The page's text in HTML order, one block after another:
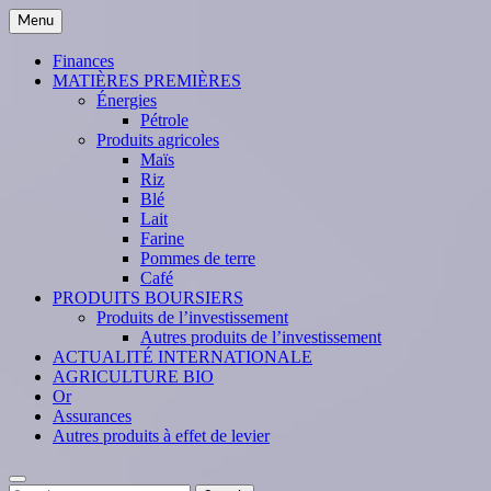
Skip
to
content
Menu
Finances
MATIÈRES PREMIÈRES
Énergies
Pétrole
Produits agricoles
Maïs
Riz
Blé
Lait
Farine
Pommes de terre
Café
PRODUITS BOURSIERS
Produits de l’investissement
Autres produits de l’investissement
ACTUALITÉ INTERNATIONALE
AGRICULTURE BIO
Or
Assurances
Autres produits à effet de levier
Search